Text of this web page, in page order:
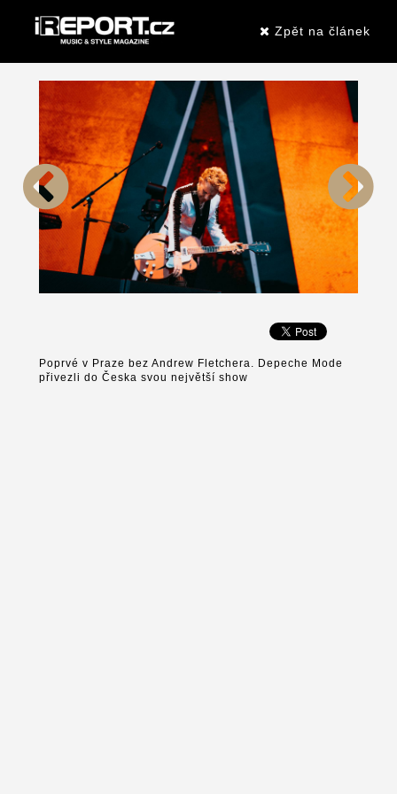
Zpět na článek
Poprvé v Praze bez Andrew Fletchera. Depeche Mode
přivezli do Česka svou největší show